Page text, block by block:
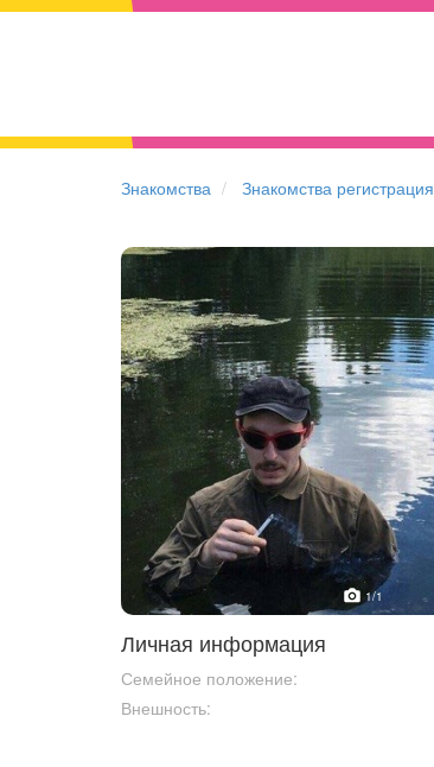
Знакомства Знакомства регистрация
1/1
Личная информация
Семейное положение:
Внешность: